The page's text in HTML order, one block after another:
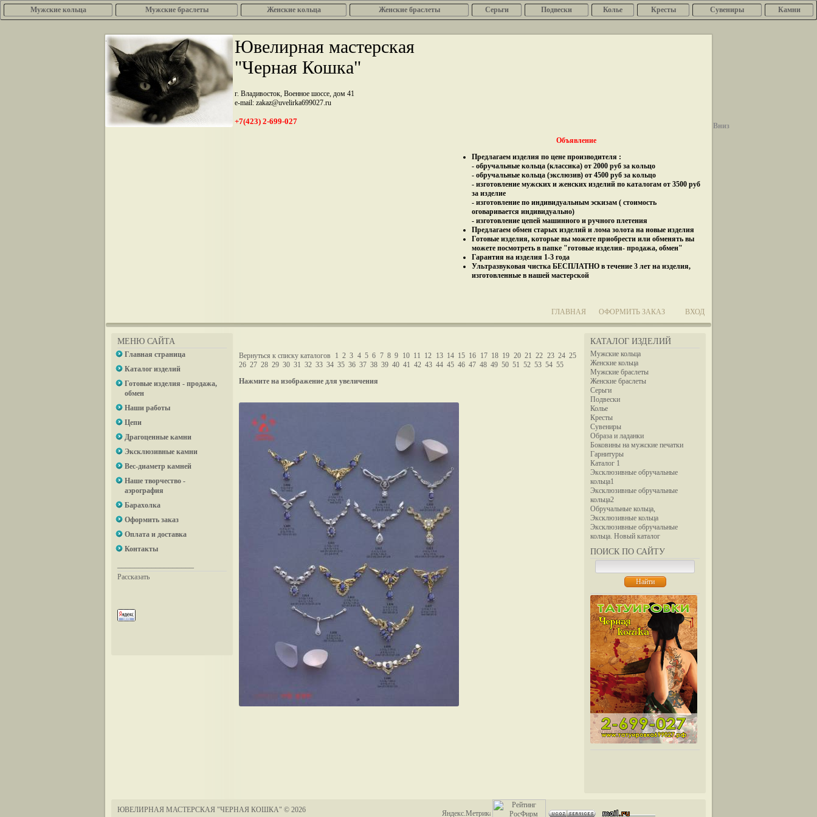
Мужские кольца Мужские браслеты Женcкие кольца Женские браслеты Серьги Подвески Колье Кресты Сувениры Камни
.
Ювелирная мастерская
"Черная Кошка"
г. Владивосток, Военное шоссе, дом 41
e-mail: zakaz@uvelirka699027.ru
+7(423) 2-699-027
Объявление
Предлагаем изделия по цене производителя :
- обручальные кольца (классика) от 2000 руб за кольцо
- обручальные кольца (экслюзив) от 4500 руб за кольцо
- изготовление мужских и женских изделий по каталогам от 3500 руб
за изделие
- изготовление по индивидуальным эскизам ( стоимость
оговаривается индивидуально)
- изготовление цепей машинного и ручного плетения
Предлагаем обмен старых изделий и лома золота на новые изделия
Готовые изделия, которые вы можете приобрести или обменять вы
можете посмотреть в папке "готовые изделия- продажа, обмен"
Гарантия на изделия 1-3 года
Ультразвуковая чистка БЕСПЛАТНО в течение 3 лет на изделия,
изготовленные в нашей мастерской
ГЛАВНАЯ ОФОРМИТЬ ЗАКАЗ ВХОД
МЕНЮ САЙТА
Главная страница
Каталог изделий
Готовые изделия - продажа,
обмен
Наши работы
Цепи
Драгоценные камни
Эксклюзивные камни
Вес-диаметр камней
Наше творчество -
аэрография
Барахолка
Оформить заказ
Оплата и доставка
Контакты
Рассказать
КАТАЛОГ ИЗДЕЛИЙ
Мужские кольца
Женские кольца
Мужские браслеты
Женские браслеты
Серьги
Подвески
Колье
Кресты
Сувениры
Образа и ладанки
Боковины на мужские печатки
Гарнитуры
Каталог 1
Эксклюзивные обручальные
кольца1
Эксклюзивные обручальные
кольца2
Обручальные кольца,
Эксклюзивные кольца
Эксклюзивные обручальные
кольца. Новый каталог
ПОИСК ПО САЙТУ
Вернуться к списку каталогов 1 2 3 4 5 6 7 8 9 10 11 12 13 14 15 16 17 18 19 20 21 22 23 24 25
26 27 28 29 30 31 32 33 34 35 36 37 38 39 40 41 42 43 44 45 46 47 48 49 50 51 52 53 54 55
Нажмите на изображение для увеличения
ЮВЕЛИРНАЯ МАСТЕРСКАЯ "ЧЕРНАЯ КОШКА" © 2026
Вниз